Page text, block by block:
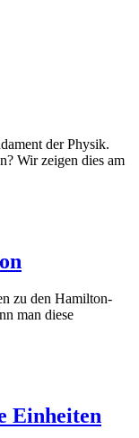
der Physik.
Wir zeigen dies am
zu den Hamilton-
man diese
Einheiten